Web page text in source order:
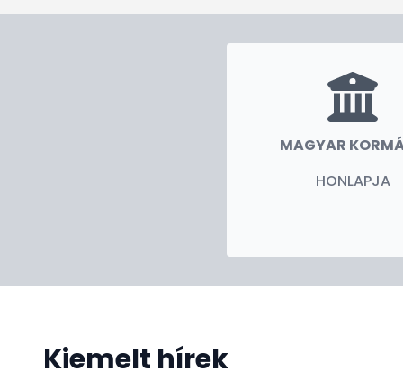
MAGYAR
HONLAPJA
Kiemelt hírek